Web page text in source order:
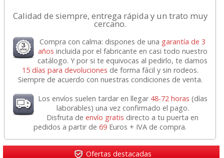
Calidad de siempre, entrega rápida y un trato muy
cercano.
Compra con calma: dispones de una garantía de 3
años incluida por el fabricante en casi todo nuestro
catálogo. Y por si te equivocas al pedirlo, te damos
15 días para devoluciones de forma fácil y sin rodeos.
Siempre de acuerdo con nuestras condiciones de venta.
Los envíos suelen tardar en llegar 48-72 horas (días
laborables) una vez confirmado el pago.
Disfruta deenvío gratis directo a tu puerta en
pedidos a partir de69 Euros + IVA de compra.
Ofertas destacadas